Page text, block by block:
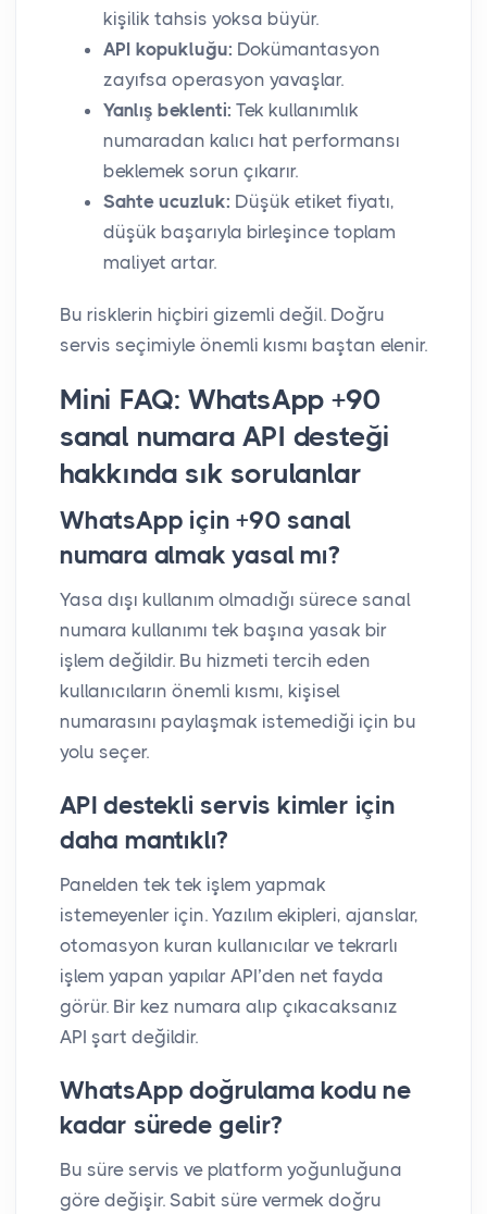
kişilik tahsis yoksa büyür.
API kopukluğu: Dokümantasyon
zayıfsa operasyon yavaşlar.
Yanlış beklenti: Tek kullanımlık
numaradan kalıcı hat performansı
beklemek sorun çıkarır.
Sahte ucuzluk: Düşük etiket fiyatı,
düşük başarıyla birleşince toplam
maliyet artar.
Bu risklerin hiçbiri gizemli değil. Doğru
servis seçimiyle önemli kısmı baştan elenir.
Mini FAQ: WhatsApp +90
sanal numara API desteği
hakkında sık sorulanlar
WhatsApp için +90 sanal
numara almak yasal mı?
Yasa dışı kullanım olmadığı sürece sanal
numara kullanımı tek başına yasak bir
işlem değildir. Bu hizmeti tercih eden
kullanıcıların önemli kısmı, kişisel
numarasını paylaşmak istemediği için bu
yolu seçer.
API destekli servis kimler için
daha mantıklı?
Panelden tek tek işlem yapmak
istemeyenler için. Yazılım ekipleri, ajanslar,
otomasyon kuran kullanıcılar ve tekrarlı
işlem yapan yapılar API’den net fayda
görür. Bir kez numara alıp çıkacaksanız
API şart değildir.
WhatsApp doğrulama kodu ne
kadar sürede gelir?
Bu süre servis ve platform yoğunluğuna
göre değişir. Sabit süre vermek doğru